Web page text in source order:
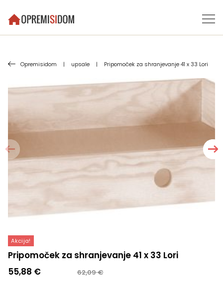
Opremisidom | upsale | Pripomoček za shranjevanje 41 x 33 Lori
Akcija!
Pripomoček za shranjevanje 41 x 33 Lori
62,09€
Izvirna
55,88 €
Trenutna